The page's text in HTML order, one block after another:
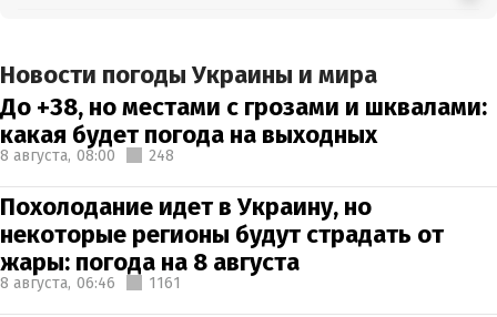
Новости погоды Украины и мира
До +38, но местами с грозами и шквалами:
какая будет погода на выходных
8 августа, 08:00 248
Похолодание идет в Украину, но
некоторые регионы будут страдать от
жары: погода на 8 августа
8 августа, 06:46 1161